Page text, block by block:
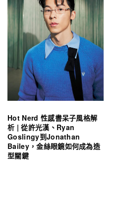
Hot Nerd 性感書呆子風格解
析 | 從許光漢、Ryan
Goslingy到Jonathan
Bailey，金絲眼鏡如何成為造
型關鍵